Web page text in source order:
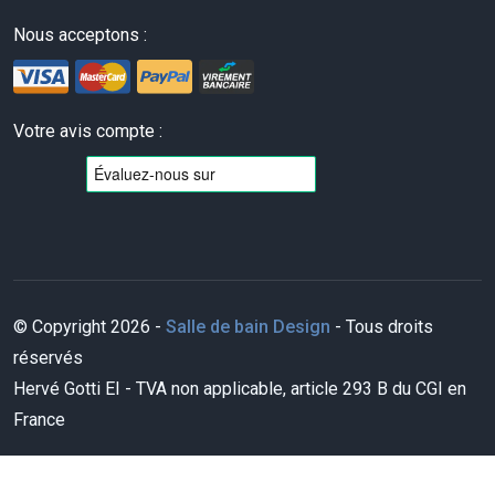
Nous acceptons :
Votre avis compte :
© Copyright 2026 - Salle de bain Design - Tous droits
réservés
Hervé Gotti EI - TVA non applicable, article 293 B du CGI en
France